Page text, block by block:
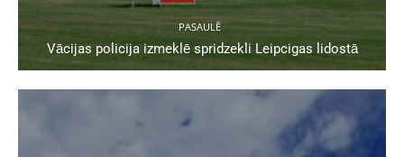
PASAULĒ
Vācijas policija izmeklē spridzekli Leipcigas lidostā